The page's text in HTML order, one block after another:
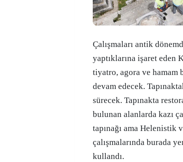
Çalışmaları antik
yaptıklarına işaret eden
tiyatro, agora ve hamam
devam edecek.
sürecek. Tapınakta
bulunan alanlarda kazı
tapınağı ama Helenistik
çalışmalarında burada
kullandı.